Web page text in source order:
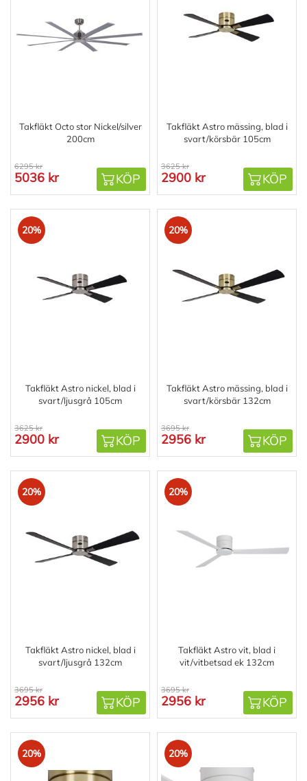
Takfläkt Octo stor Nickel/silver
200cm
6295 kr
5036 kr KÖP
Takfläkt Astro mässing, blad i
svart/körsbär 105cm
3625 kr
2900 kr KÖP
20%
Takfläkt Astro nickel, blad i
svart/ljusgrå 105cm
3625 kr
2900 kr KÖP
20%
Takfläkt Astro mässing, blad i
svart/körsbär 132cm
3695 kr
2956 kr KÖP
20%
Takfläkt Astro nickel, blad i
svart/ljusgrå 132cm
3695 kr
2956 kr KÖP
20%
Takfläkt Astro vit, blad i
vit/vitbetsad ek 132cm
3695 kr
2956 kr KÖP
20% 20%